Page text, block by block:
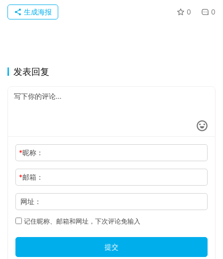
0 0
生成海报
发表回复
*昵称：
*邮箱：
网址：
记住昵称、邮箱和网址，下次评论免输入
提交